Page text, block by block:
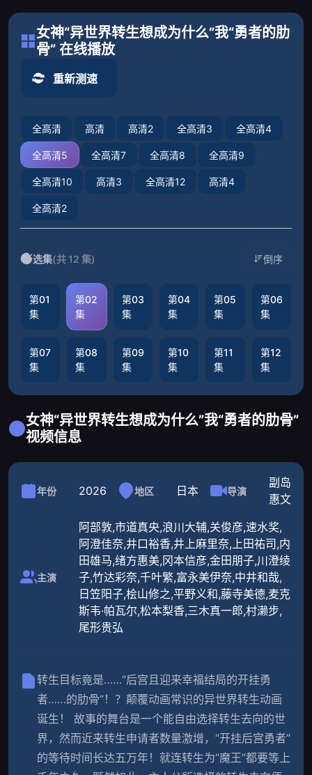
女神“异世界转生想成为什么”我“勇者的肋
骨” 在线播放
重新测速
全高清 高清 高清2 全高清3 全高清4
全高清5 全高清7 全高清8 全高清9
全高清10 高清3 全高清12 高清4
全高清2
选集(共 12 集) 倒序
第01
集
第02
集
第03
集
第04
集
第05
集
第06
集
第07
集
第08
集
第09
集
第10
集
第11
集
第12
集
女神“异世界转生想成为什么”我“勇者的肋骨”
视频信息
年份 2026 地区 日本 导演
副岛
惠文
主演
阿部敦,市道真央,浪川大辅,关俊彦,速水奖,
阿澄佳奈,井口裕香,井上麻里奈,上田祐司,内
田雄马,绪方惠美,冈本信彦,金田朋子,川澄绫
子,竹达彩奈,千叶繁,富永美伊奈,中井和哉,
日笠阳子,桧山修之,平野义和,藤寺美德,麦克
斯韦·帕瓦尔,松本梨香,三木真一郎,村濑步,
尾形贵弘
转生目标竟是……“后宫且迎来幸福结局的开挂勇
者……的肋骨”！？颠覆动画常识的异世界转生动画
诞生！ 故事的舞台是一个能自由选择转生去向的世
界，然而近来转生申请者数量激增，“开挂后宫勇者”
的等待时间长达五万年！就连转生为“魔王”都要等上